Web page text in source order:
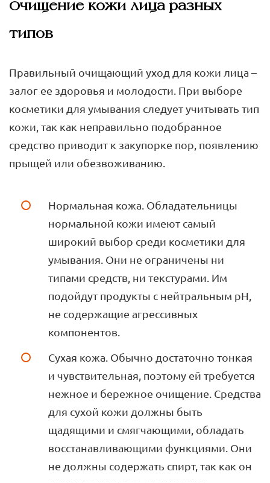
Очищение кожи лица разных
типов
Правильный очищающий уход для кожи лица –
залог ее здоровья и молодости. При выборе
косметики для умывания следует учитывать тип
кожи, так как неправильно подобранное
средство приводит к закупорке пор, появлению
прыщей или обезвоживанию.
Нормальная кожа. Обладательницы
нормальной кожи имеют самый
широкий выбор среди косметики для
умывания. Они не ограничены ни
типами средств, ни текстурами. Им
подойдут продукты с нейтральным pH,
не содержащие агрессивных
компонентов.
Сухая кожа. Обычно достаточно тонкая
и чувствительная, поэтому ей требуется
нежное и бережное очищение. Средства
для сухой кожи должны быть
щадящими и смягчающими, обладать
восстанавливающими функциями. Они
не должны содержать спирт, так как он